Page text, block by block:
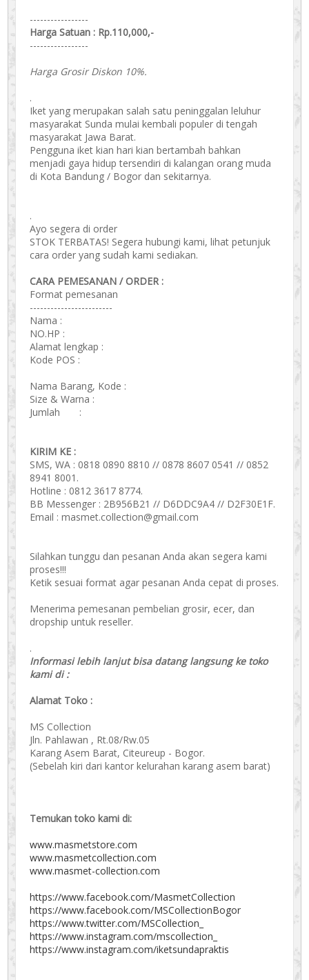
-----------------
Harga Satuan : Rp.110,000,-
-----------------
Harga Grosir Diskon 10%.
.
Iket yang merupakan salah satu peninggalan leluhur
masyarakat Sunda mulai kembali populer di tengah
masyarakat Jawa Barat.
Pengguna iket kian hari kian bertambah bahkan
menjadi gaya hidup tersendiri di kalangan orang muda
di Kota Bandung / Bogor dan sekitarnya.
.
Ayo segera di order
STOK TERBATAS! Segera hubungi kami, lihat petunjuk
cara order yang sudah kami sediakan.
CARA PEMESANAN / ORDER :
Format pemesanan
------------------------
Nama :
NO.HP :
Alamat lengkap :
Kode POS :
Nama Barang, Kode :
Size & Warna :
Jumlah :
KIRIM KE :
SMS, WA : 0818 0890 8810 // 0878 8607 0541 // 0852
8941 8001.
Hotline : 0812 3617 8774.
BB Messenger : 2B956B21 // D6DDC9A4 // D2F30E1F.
Email : masmet.collection@gmail.com
Silahkan tunggu dan pesanan Anda akan segera kami
proses!!!
Ketik sesuai format agar pesanan Anda cepat di proses.
Menerima pemesanan pembelian grosir, ecer, dan
dropship untuk reseller.
.
Informasi lebih lanjut bisa datang langsung ke toko
kami di :
Alamat Toko :
MS Collection
Jln. Pahlawan , Rt.08/Rw.05
Karang Asem Barat, Citeureup - Bogor.
(Sebelah kiri dari kantor kelurahan karang asem barat)
Temukan toko kami di:
www.masmetstore.com
www.masmetcollection.com
www.masmet-collection.com
https://www.facebook.com/MasmetCollection
https://www.facebook.com/MSCollectionBogor
https://www.twitter.com/MSCollection_
https://www.instagram.com/mscollection_
https://www.instagram.com/iketsundapraktis